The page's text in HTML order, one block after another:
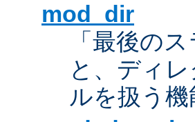
mod_dir
「最後の
と、ディ
ルを扱う